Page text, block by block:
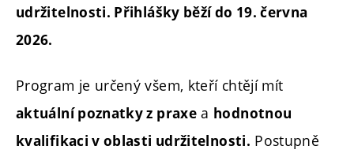
udržitelnosti. Přihlášky běží do 19. června
2026.
Program je určený všem, kteří chtějí mít
aktuální poznatky z praxe a hodnotnou
kvalifikaci v oblasti udržitelnosti. Postupně